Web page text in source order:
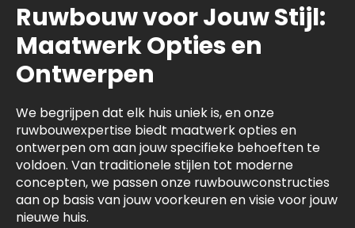
Ruwbouw voor Jouw Stijl:
Maatwerk Opties en
Ontwerpen
We begrijpen dat elk huis uniek is, en onze
ruwbouwexpertise biedt maatwerk opties en
ontwerpen om aan jouw specifieke behoeften te
voldoen. Van traditionele stijlen tot moderne
concepten, we passen onze ruwbouwconstructies
aan op basis van jouw voorkeuren en visie voor jouw
nieuwe huis.